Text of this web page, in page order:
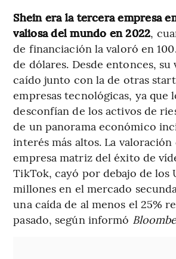
Shein era la tercera empresa
valiosa del mundo en 2022,
de financiación la valoró en
de dólares. Desde entonces, su
caído junto con la de otras
empresas tecnológicas, ya que
desconfían de los activos de
de un panorama económico
interés más altos. La valoración
empresa matriz del éxito de
TikTok, cayó por debajo de los
millones en el mercado
una caída de al menos el 25%
pasado, según informó